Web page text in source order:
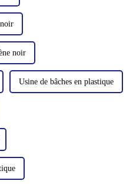
noir
Usine de bâches en plastique